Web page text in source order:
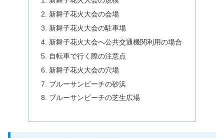
新舞子花火大会の会場
新舞子花火大会の駐車場
新舞子花火大会へ公共交通機関利用の場合
自転車で行く際の注意点
新舞子花火大会の穴場
ブルーサンビーチの砂浜
ブルーサンビーチの芝生広場